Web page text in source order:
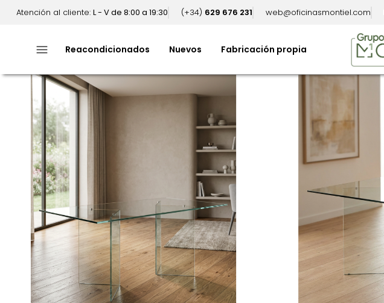
Atención al cliente: L - V de 8:00 a 19:30 (+34) 629 676 231 web@oficinasmontiel.com
menu Reacondicionados Nuevos Fabricación propia